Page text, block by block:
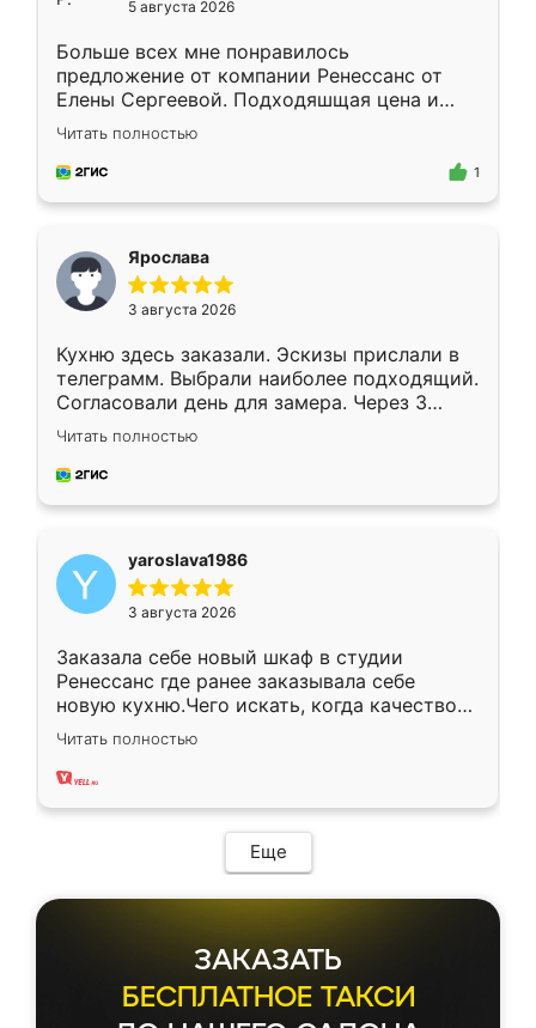
5 августа 2026
Больше всех мне понравилось
предложение от компании Ренессанс от
Елены Сергеевой. Подходяшщая цена и
короткие сроки изготовления. Приехавший
для замера сотрудник Владислав
предложил по моему эскизу самый
Читать полностью
1
Ярослава
3 августа 2026
Кухню здесь заказали. Эскизы прислали в
телеграмм. Выбрали наиболее подходящий.
Согласовали день для замера. Через 3
недели кухня была уже готова. Остались
довольны работой. Спасибо Ренессанс
мебель за качественную работу!
Читать полностью
yaroslava1986
3 августа 2026
Заказала себе новый шкаф в студии
Ренессанс где ранее заказывала себе
новую кухню.Чего искать, когда качеством
вполне довольна. Служит кухня уже почти
два года, нареканий нет.
Читать полностью
Еще
ЗАКАЗАТЬ
БЕСПЛАТНОЕ ТАКСИ